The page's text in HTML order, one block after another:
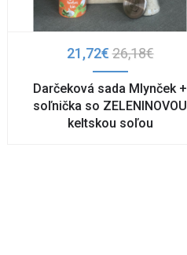
21,72€26,18€
Darčeková sada Mlynček +
soľnička so ZELENINOVOU
keltskou soľou